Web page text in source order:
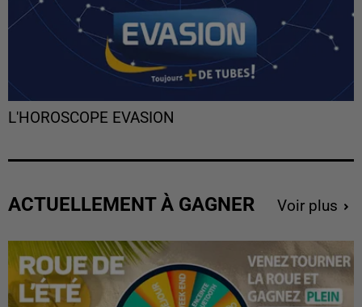
L'HOROSCOPE EVASION
ACTUELLEMENT À GAGNER Voir plus